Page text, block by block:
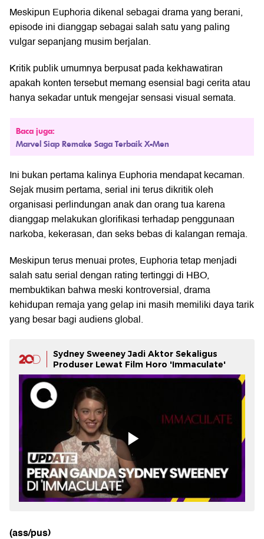
Meskipun Euphoria dikenal sebagai drama yang berani,
episode ini dianggap sebagai salah satu yang paling
vulgar sepanjang musim berjalan.
Kritik publik umumnya berpusat pada kekhawatiran
apakah konten tersebut memang esensial bagi cerita atau
hanya sekadar untuk mengejar sensasi visual semata.
Baca juga:
Marvel Siap Remake Saga Terbaik X-Men
Ini bukan pertama kalinya Euphoria mendapat kecaman.
Sejak musim pertama, serial ini terus dikritik oleh
organisasi perlindungan anak dan orang tua karena
dianggap melakukan glorifikasi terhadap penggunaan
narkoba, kekerasan, dan seks bebas di kalangan remaja.
Meskipun terus menuai protes, Euphoria tetap menjadi
salah satu serial dengan rating tertinggi di HBO,
membuktikan bahwa meski kontroversial, drama
kehidupan remaja yang gelap ini masih memiliki daya tarik
yang besar bagi audiens global.
Sydney Sweeney Jadi Aktor Sekaligus
Produser Lewat Film Horo 'Immaculate'
(ass/pus)